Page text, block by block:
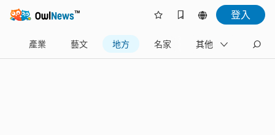
登入
產業 藝文 地方 名家 其他